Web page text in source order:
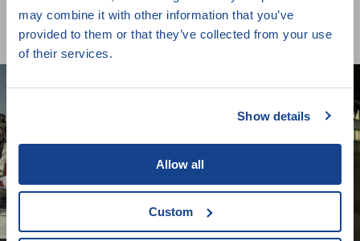
may combine it with other information that you’ve
provided to them or that they’ve collected from your use
of their services.
Show details
Allow all
Custom
Porušování lidských práv